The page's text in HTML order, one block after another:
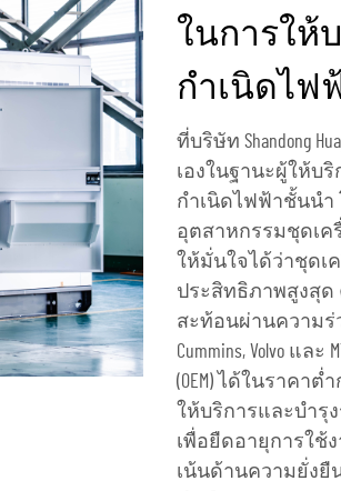
ในการให้
กำเนิดไฟ
ที่บริษัท Shandong
เองในฐานะผู้ให้บ
กำเนิดไฟฟ้าชั้นนำ
อุตสาหกรรมชุดเค
ให้มั่นใจได้ว่าชุดเ
ประสิทธิภาพสูงสุ
สะท้อนผ่านความ
Cummins, Volvo แ
(OEM) ได้ในราคา
ให้บริการและบำรุ
เพื่อยืดอายุการใช้
เน้นด้านความยั่งยื